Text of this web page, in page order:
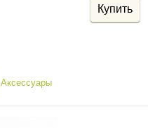
Купить
Аксессуары